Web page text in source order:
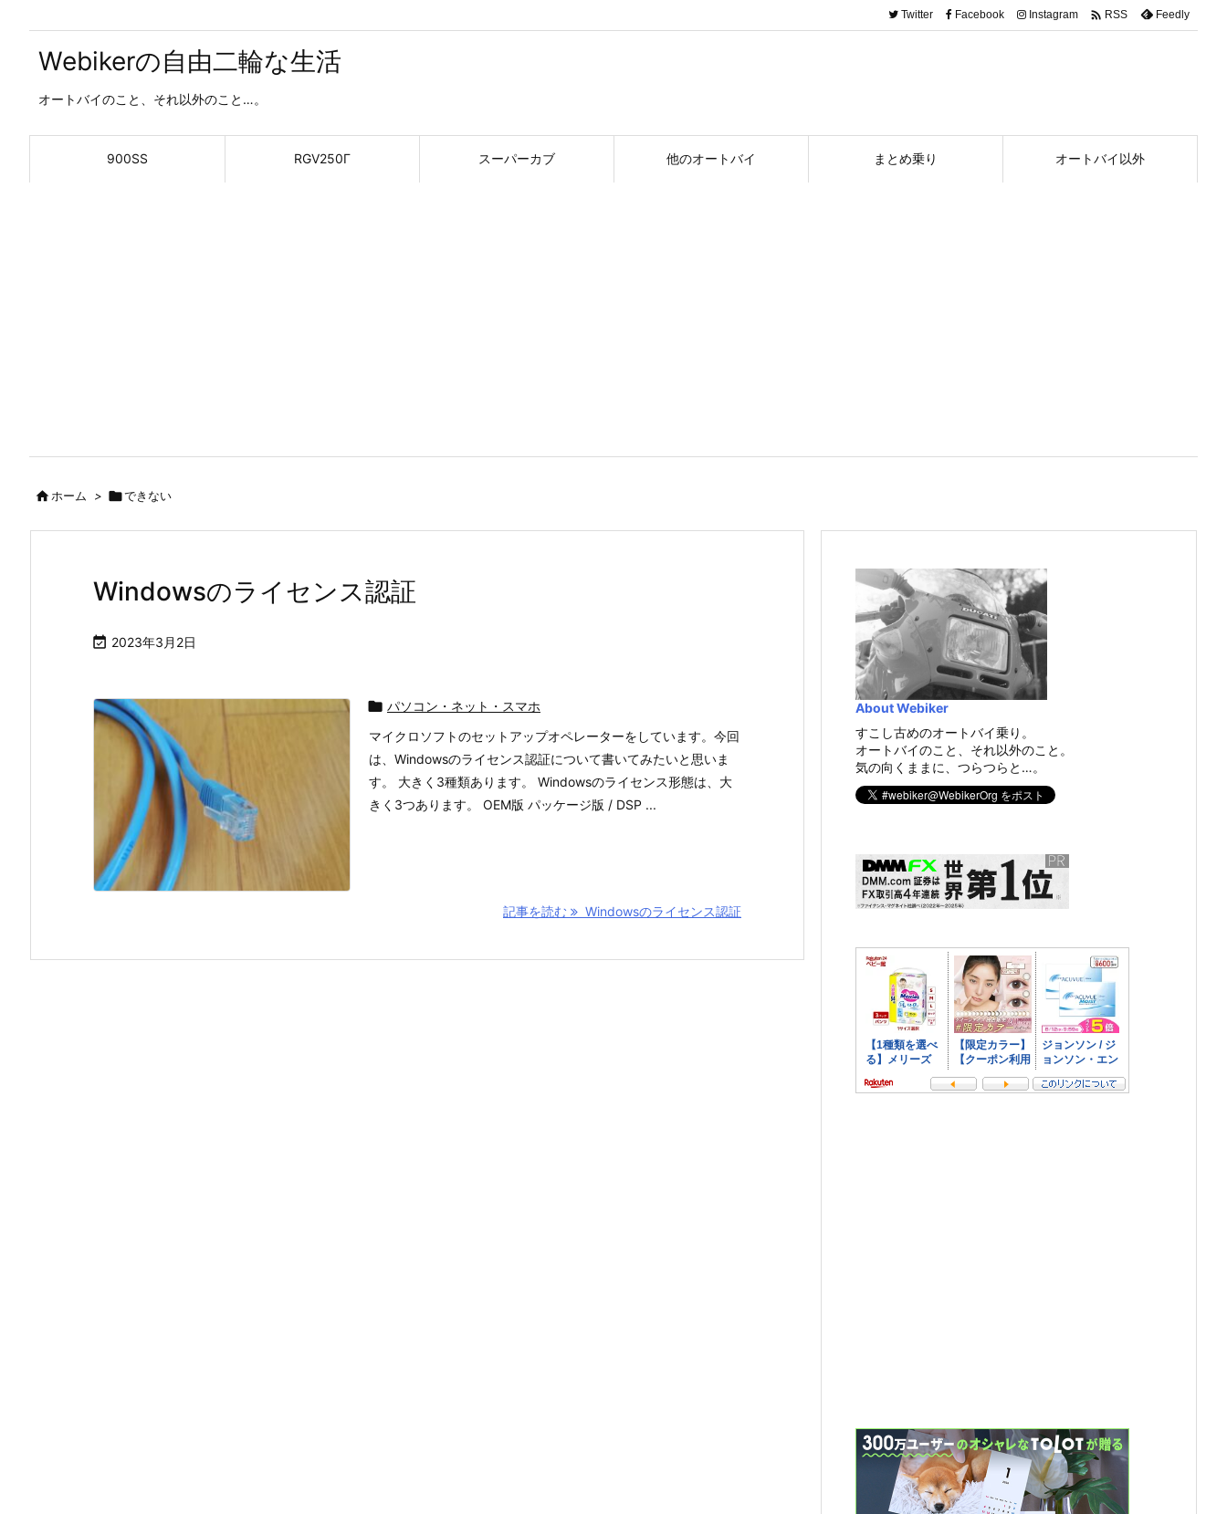
Webikerの自由二輪な生活
オートバイのこと、それ以外のこと…。
900SS RGV250Γ スーパーカブ 他のオートバイ まとめ乗り オートバイ以外
Twitter Facebook Instagram  RSS Feedly
ホーム > できない
Windowsのライセンス認証
 2023年3月2日
 パソコン・ネット・スマホ
マイクロソフトのセットアップオペレーターをしています。今回
は、Windowsのライセンス認証について書いてみたいと思いま
す。 大きく3種類あります。 Windowsのライセンス形態は、大
きく3つあります。 OEM版 パッケージ版 / DSP ...
記事を読む Windowsのライセンス認証
About Webiker
すこし古めのオートバイ乗り。
オートバイのこと、それ以外のこと。
気の向くままに、つらつらと…。